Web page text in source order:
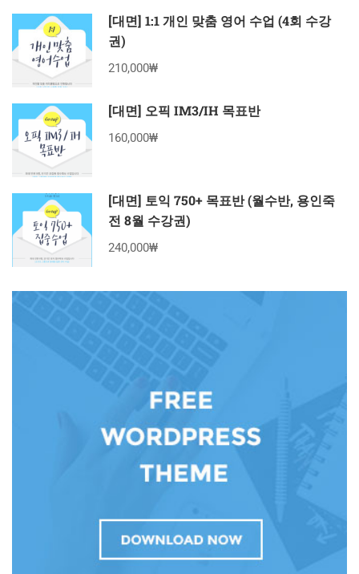
[대면] 1:1 개인 맞춤 영어 수업 (4회 수강
권)
210,000₩
[대면] 오픽 IM3/IH 목표반
160,000₩
[대면] 토익 750+ 목표반 (월수반, 용인죽
전 8월 수강권)
240,000₩